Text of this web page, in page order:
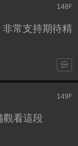
148 F
常支持期待精
149 F
觀看這段